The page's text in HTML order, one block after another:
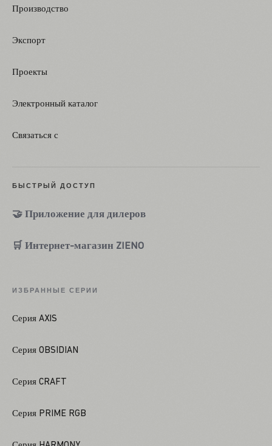
Производство
Экспорт
Проекты
Электронный каталог
Связаться с
БЫСТРЫЙ ДОСТУП
🤝 Приложение для дилеров
🛒 Интернет-магазин ZIENO
ИЗБРАННЫЕ СЕРИИ
Серия AXIS
Серия OBSIDIAN
Серия CRAFT
Серия PRIME RGB